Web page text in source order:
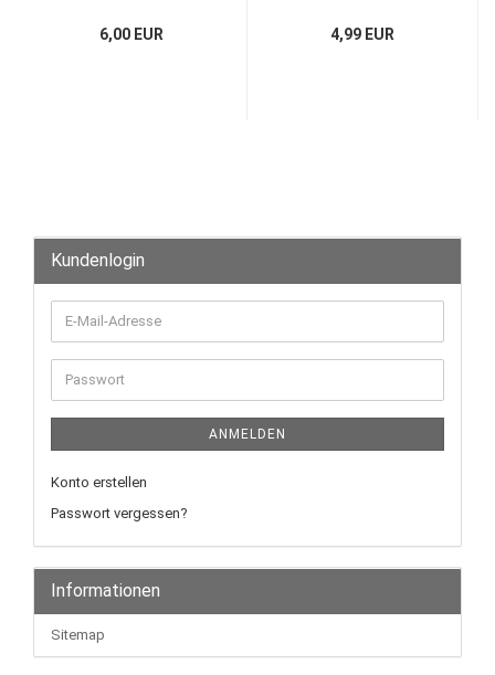
6,00 EUR 4,99 EUR
Kundenlogin
E-
Mail-
Adresse
Passwort
ANMELDEN
Konto erstellen
Passwort vergessen?
Informationen
Sitemap